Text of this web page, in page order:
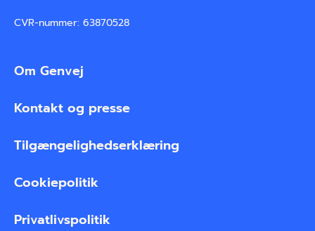
CVR-nummer: 63870528
Om Genvej
Kontakt og presse
Tilgængelighedserklæring
Cookiepolitik
Privatlivspolitik